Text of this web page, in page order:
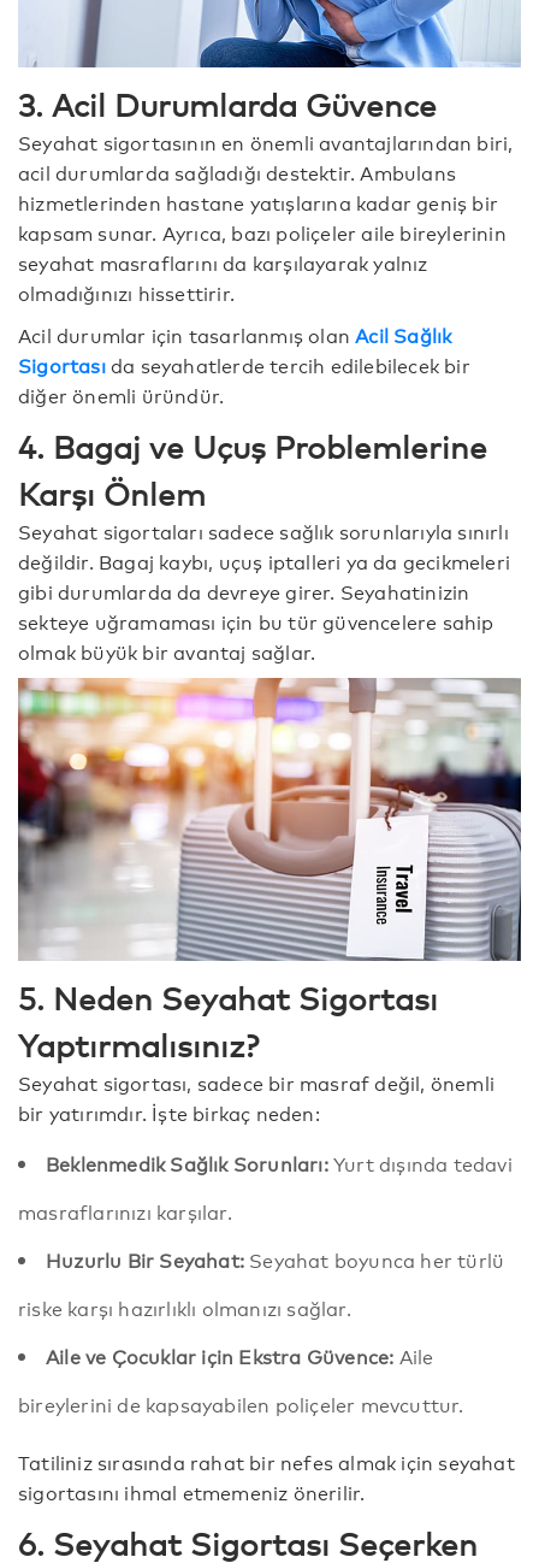
3. Acil Durumlarda Güvence
Seyahat sigortasının en önemli avantajlarından biri,
acil durumlarda sağladığı destektir. Ambulans
hizmetlerinden hastane yatışlarına kadar geniş bir
kapsam sunar. Ayrıca, bazı poliçeler aile bireylerinin
seyahat masraflarını da karşılayarak yalnız
olmadığınızı hissettirir.
Acil durumlar için tasarlanmış olanAcil Sağlık
Sigortasıda seyahatlerde tercih edilebilecek bir
diğer önemli üründür.
4. Bagaj ve Uçuş Problemlerine
Karşı Önlem
Seyahat sigortaları sadece sağlık sorunlarıyla sınırlı
değildir. Bagaj kaybı, uçuş iptalleri ya da gecikmeleri
gibi durumlarda da devreye girer. Seyahatinizin
sekteye uğramaması için bu tür güvencelere sahip
olmak büyük bir avantaj sağlar.
5. Neden Seyahat Sigortası
Yaptırmalısınız?
Seyahat sigortası, sadece bir masraf değil, önemli
bir yatırımdır. İşte birkaç neden:
Beklenmedik Sağlık Sorunları:Yurt dışında tedavi
masraflarınızı karşılar.
Huzurlu Bir Seyahat: Seyahat boyunca her türlü
riske karşı hazırlıklı olmanızı sağlar.
Aile ve Çocuklar için Ekstra Güvence: Aile
bireylerini de kapsayabilen poliçeler mevcuttur.
Tatiliniz sırasında rahat bir nefes almak için seyahat
sigortasını ihmal etmemeniz önerilir.
6. Seyahat Sigortası Seçerken